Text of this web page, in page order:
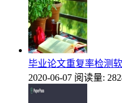
毕业论文重复率检测
2020-06-07 阅读量: